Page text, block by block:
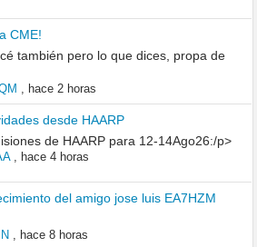
CME!
también pero lo que dices, propa de
hace 2 horas
desde HAARP
de HAARP para 12-14Ago26:/p>
, hace 4 horas
del amigo jose luis EA7HZM
, hace 8 horas